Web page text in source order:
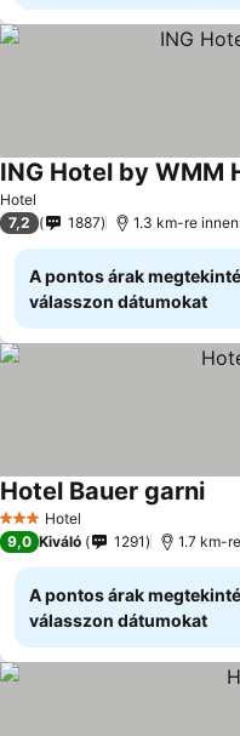
Hotel
ING Hotel by WMM
7,2 1887 1.3 km-re
A pontos árak
válasszon dátumokat
3 Kategória
Hotel
Hotel Bauer garni
9,0 Kiváló 1291 1.7 km-
A pontos árak
válasszon dátumokat